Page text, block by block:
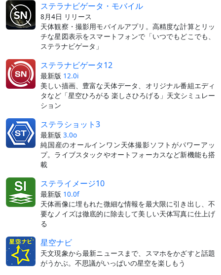
ステラナビゲータ・モバイル
8月4日 リリース
天体観察・撮影用モバイルアプリ。高精度な計算とリッ
チな星図表示をスマートフォンで「いつでもどこでも、
ステラナビゲータ」
ステラナビゲータ12
最新版 12.0i
美しい描画、豊富な天体データ、オリジナル番組エディ
タなど「星空ひろがる 楽しさひろげる」天文シミュレー
ション
ステラショット3
最新版 3.0o
純国産のオールインワン天体撮影ソフトがパワーアッ
プ。ライブスタックやオートフォーカスなど新機能も搭
載
ステライメージ10
最新版 10.0f
天体画像に埋もれた微細な情報を最大限に引き出し、不
要なノイズは徹底的に除去して美しい天体写真に仕上げ
る
星空ナビ
天文現象から最新ニュースまで、スマホをかざすと話題
がうかぶ。不思議がいっぱいの星空を楽しもう